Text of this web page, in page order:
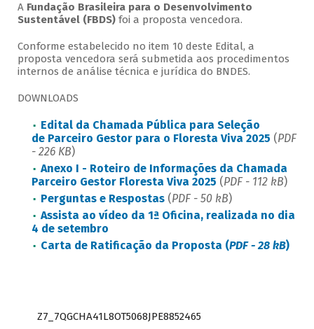
A Fundação Brasileira para o Desenvolvimento
Sustentável (FBDS)foi a proposta vencedora.
Conforme estabelecido no item 10 deste Edital, a
proposta vencedora será submetida aos procedimentos
internos de análise técnica e jurídica do BNDES.
DOWNLOADS
Edital da Chamada Pública para Seleção
de Parceiro Gestor para o Floresta Viva 2025 (PDF
- 226 KB)
Anexo I - Roteiro de Informações da Chamada
Parceiro Gestor Floresta Viva 2025 (PDF - 112 kB)
Perguntas e Respostas(PDF - 50 kB)
Assista ao vídeo da 1ª Oficina, realizada no dia
4 de setembro
Carta de Ratificação da Proposta (PDF - 28 kB)
Z7_7QGCHA41L8OT5068JPE8852465